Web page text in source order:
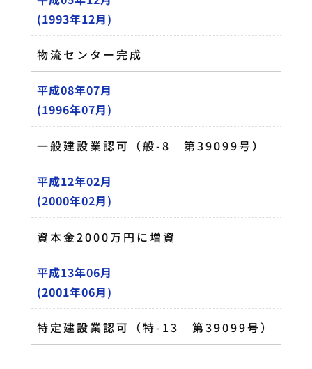
(1993年12月)
物流センター完成
平成08年07月
(1996年07月)
一般建設業認可（般-8 第39099号）
平成12年02月
(2000年02月)
資本金2000万円に増資
平成13年06月
(2001年06月)
特定建設業認可（特-13 第39099号）